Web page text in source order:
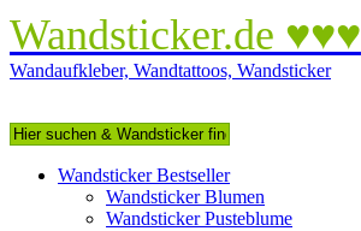
Wandsticker.de ♥♥♥
Wandaufkleber, Wandtattoos, Wandsticker
Wandsticker Bestseller
Wandsticker Blumen
Wandsticker Pusteblume